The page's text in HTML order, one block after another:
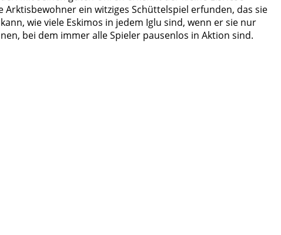
ein witziges Schüttelspiel erfunden, das sie
wie viele Eskimos in jedem Iglu sind, wenn er sie nur
bei dem immer alle Spieler pausenlos in Aktion sind.